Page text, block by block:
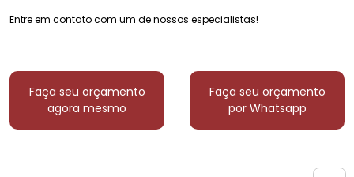
Entre em contato com um de nossos especialistas!
Faça seu orçamento
agora mesmo
Faça seu orçamento
por Whatsapp